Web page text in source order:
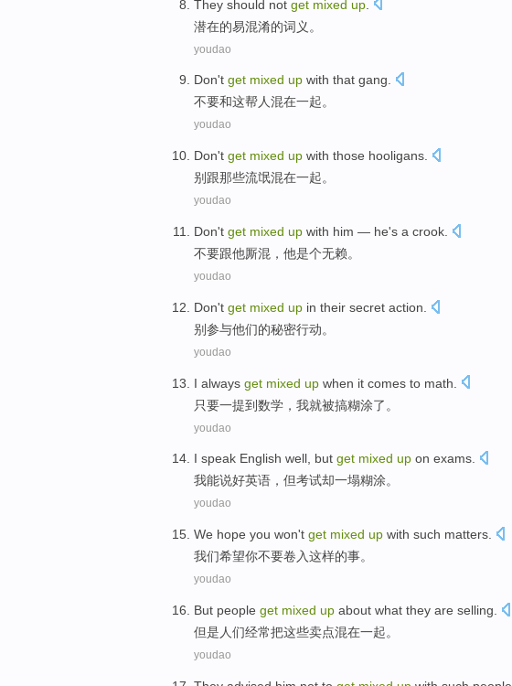
They should not get mixed up
潜在的易混淆的词义。
youdao
Don't get mixed up with that gang.
不要和这帮人混在一起。
youdao
Don't get mixed up with those hooligans
别 跟那些流氓混在一起。
youdao
Don't get mixed up with him — he's a crook
不要跟他厮混， 他是个无赖。
youdao
Don't get mixed up in their secret action
别参与他们的秘密行动。
youdao
I always get mixed up when it comes to math
只要一提到数学， 我就被搞糊涂了。
youdao
I speak English well, but get mixed up on exams.
我能说好英语 ， 但考试却一塌糊涂。
youdao
We hope you won't get mixed up with such matters
我们希望你不要卷入这样的事。
youdao
But people get mixed up about what they are selling
但是 人们经常把这些卖点混在一起。
youdao